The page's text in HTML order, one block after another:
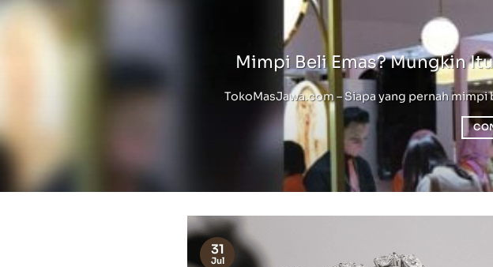
Mimpi Beli Emas? Mungkin
TokoMasJawa.com – Siapa yang pernah
31
Jul